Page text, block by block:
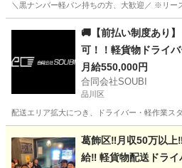
＼黒ナンバー軽バン持ちの方、大歓迎／ ※
配送
🚚【前払い制度あり
可！！軽貨物ドライ
月給550,000円
合同会社SOUBI
品川区
配送エリア拡大につき、ドライバー・軽作業
配送 スタッフ
葛飾区‼️月収50万以上
給‼️ 軽貨物配送ドライ